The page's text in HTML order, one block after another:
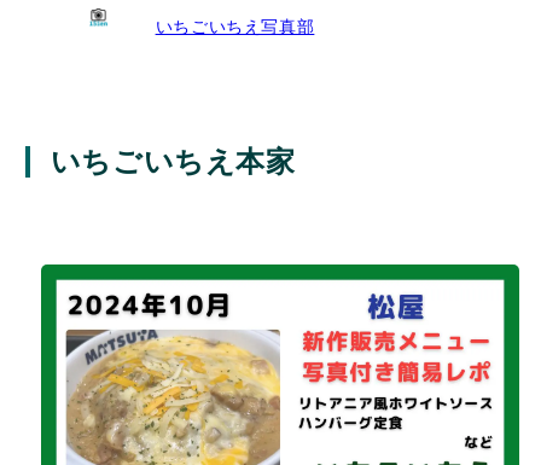
いちごいちえ写真部
いちごいちえ本家